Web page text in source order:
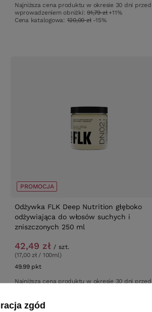
Najniższa cena produktu w okresie 30 dni przed
wprowadzeniem obniżki:91,79 zł +11%
Cena katalogowa:120,00 zł -15%
PROMOCJA
Odżywka FLK Deep Nutrition głęboko
odżywiająca do włosów suchych i
zniszczonych 250 ml
42,49 zł / szt.
(17,00 zł / 100ml)
49.99 pktpunktów
Najniższa cena produktu w okresie 30 dni przed
zgód